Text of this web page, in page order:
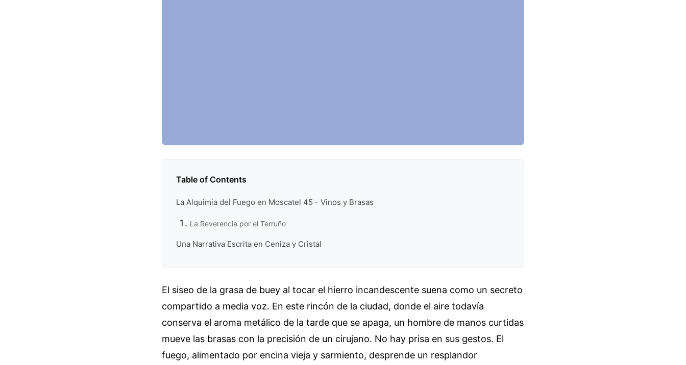
Table of Contents
La Alquimia del Fuego en Moscatel 45 - Vinos y Brasas
La Reverencia por el Terruño
Una Narrativa Escrita en Ceniza y Cristal
El siseo de la grasa de buey al tocar el hierro incandescente suena como un secreto
compartido a media voz. En este rincón de la ciudad, donde el aire todavía
conserva el aroma metálico de la tarde que se apaga, un hombre de manos curtidas
mueve las brasas con la precisión de un cirujano. No hay prisa en sus gestos. El
fuego, alimentado por encina vieja y sarmiento, desprende un resplandor